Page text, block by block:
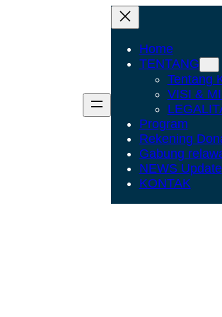
Home
TENTANG
Tentang
VISI &
Program
Rekening
Gabung
NEWS Update
KONTAK